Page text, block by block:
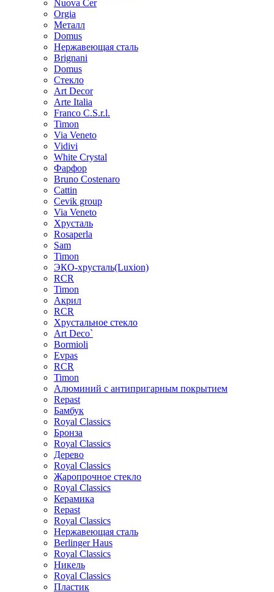
Nuova Cer
Orgia
Металл
Domus
Нержавеющая сталь
Brignani
Domus
Стекло
Art Decor
Arte Italia
Franco C.S.r.l.
Timon
Via Veneto
Vidivi
White Crystal
Фарфор
Bruno Costenaro
Cattin
Cevik group
Via Veneto
Хрусталь
Rosaperla
Sam
Timon
ЭКО-хрусталь(Luxion)
RCR
Timon
Акрил
RCR
Хрустальное стекло
Art Deco`
Bormioli
Evpas
RCR
Timon
Алюминий с антипригарным покрытием
Repast
Бамбук
Royal Classics
Бронза
Royal Classics
Дерево
Royal Classics
Жаропрочное стекло
Royal Classics
Керамика
Repast
Royal Classics
Нержавеющая сталь
Berlinger Haus
Royal Classics
Никель
Royal Classics
Пластик